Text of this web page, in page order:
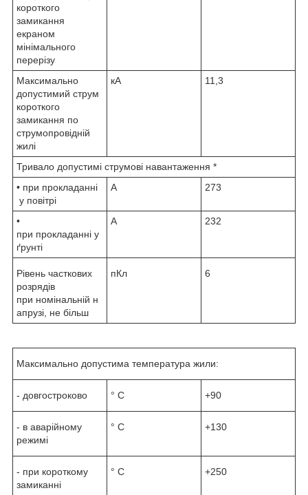
короткого
замикання
екраном
мінімального
перерізу
Максимально
допустимий струм
короткого
замикання по
струмопровідній
жилі
кА 11,3
Тривало допустимі струмові навантаження *
• при прокладанні
у повітрі
А 273
•
при прокладанні у
ґрунті
А 232
Рівень часткових
розрядів
при номінальній н
апрузі, не більш
пКл 6
Максимально допустима температура жили:
- довгостроково ° С +90
- в аварійному
режимі
° С +130
- при короткому
замиканні
° С +250